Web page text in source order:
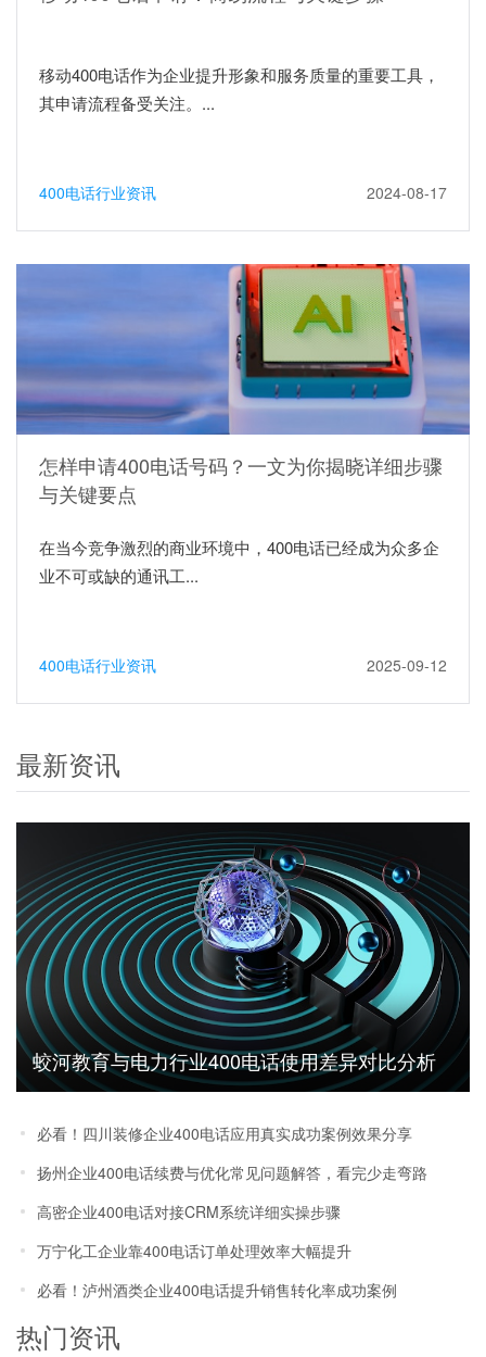
移动400电话作为企业提升形象和服务质量的重要工具，
其申请流程备受关注。...
400电话行业资讯 2024-08-17
怎样申请400电话号码？一文为你揭晓详细步骤
与关键要点
在当今竞争激烈的商业环境中，400电话已经成为众多企
业不可或缺的通讯工...
400电话行业资讯 2025-09-12
最新资讯
蛟河教育与电力行业400电话使用差异对比分析
必看！四川装修企业400电话应用真实成功案例效果分享
扬州企业400电话续费与优化常见问题解答，看完少走弯路
高密企业400电话对接CRM系统详细实操步骤
万宁化工企业靠400电话订单处理效率大幅提升
必看！泸州酒类企业400电话提升销售转化率成功案例
热门资讯